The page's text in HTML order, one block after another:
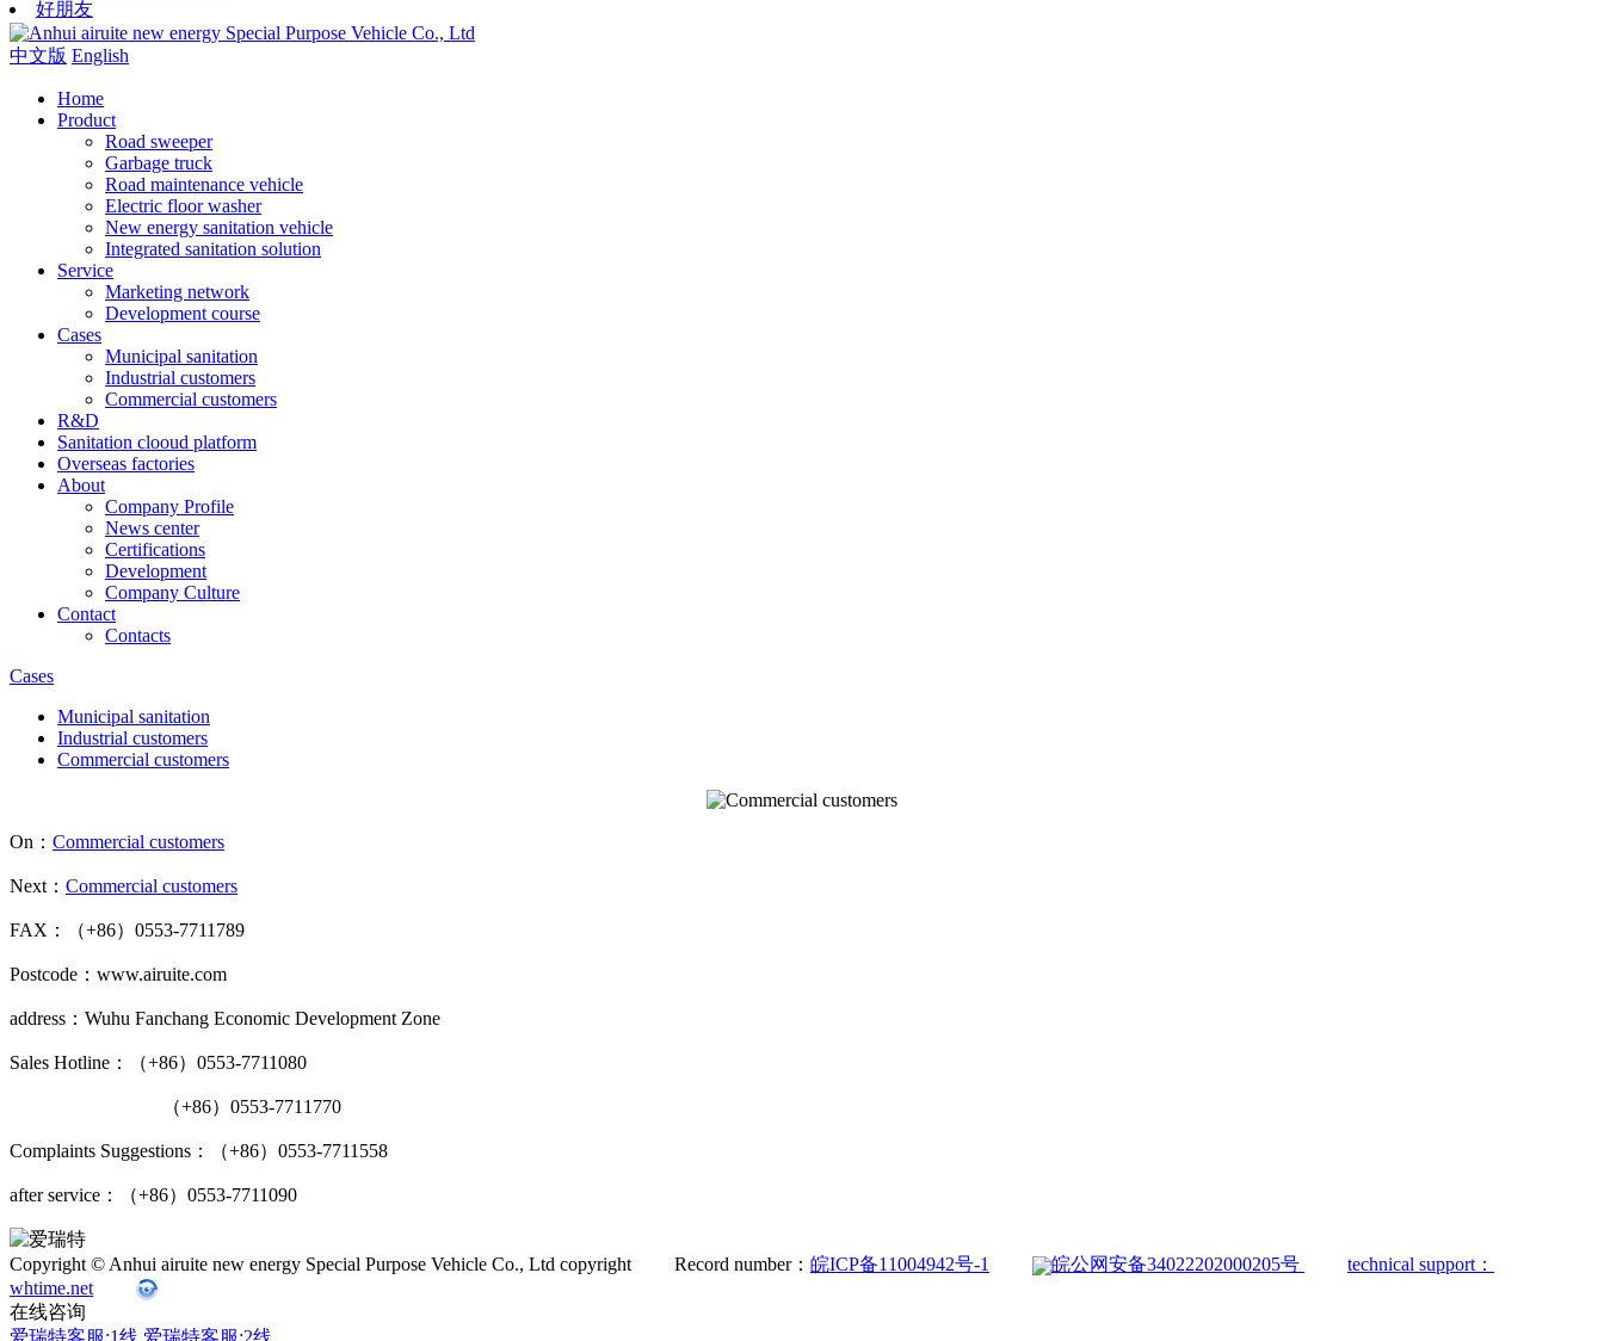
好朋友
中文版 English
Home
Product
Road sweeper
Garbage truck
Road maintenance vehicle
Electric floor washer
New energy sanitation vehicle
Integrated sanitation solution
Service
Marketing network
​​​​​Development course
Cases
Municipal sanitation
Industrial customers
Commercial customers
R&D
Sanitation clooud platform
Overseas factories
About
Company Profile
News center
Certifications
Development
Company Culture
Contact
Contacts
Cases
Municipal sanitation
Industrial customers
Commercial customers
On： Commercial customers
Next： Commercial customers
FAX：（+86）0553-7711789
Postcode：www.airuite.com
address：Wuhu Fanchang Economic Development Zone
Sales Hotline：（+86）0553-7711080
（+86）0553-7711770
Complaints Suggestions：（+86）0553-7711558
after service：（+86）0553-7711090
Copyright © Anhui airuite new energy Special Purpose Vehicle Co., Ltd copyright Record number： 皖ICP备11004942号-1 皖公网安备34022202000205号
technical support：
whtime.net
在线咨询